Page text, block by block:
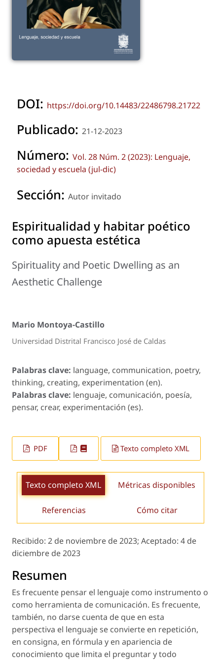
DOI: https://doi.org/10.14483/22486798.21722
Publicado: 21-12-2023
Número: Vol. 28 Núm. 2 (2023): Lenguaje,
sociedad y escuela (jul-dic)
Sección: Autor invitado
Espiritualidad y habitar poético
como apuesta estética
Spirituality and Poetic Dwelling as an
Aesthetic Challenge
Mario Montoya-Castillo
Universidad Distrital Francisco José de Caldas
Palabras clave: language, communication, poetry,
thinking, creating, experimentation (en).
Palabras clave: lenguaje, comunicación, poesía,
pensar, crear, experimentación (es).
PDF Texto completo XML
Texto completo XML Métricas disponibles
Referencias Cómo citar
Recibido: 2 de noviembre de 2023; Aceptado: 4 de
diciembre de 2023
Resumen
Es frecuente pensar el lenguaje como instrumento o
como herramienta de comunicación. Es frecuente,
también, no darse cuenta de que en esta
perspectiva el lenguaje se convierte en repetición,
en consigna, en fórmula y en apariencia de
conocimiento que limita el preguntar y todo